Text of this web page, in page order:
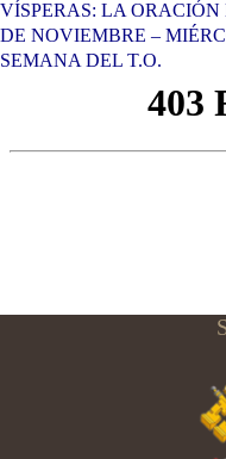
VÍSPERAS: LA
DE NOVIEMBRE –
SEMANA DEL T.O.